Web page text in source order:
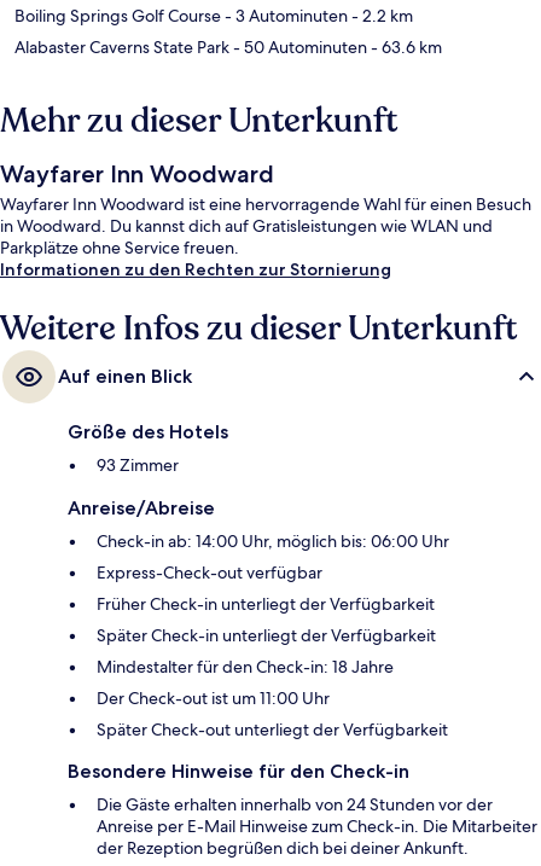
Boiling Springs Golf Course- 3 Autominuten- 2.2 km
Alabaster Caverns State Park- 50 Autominuten- 63.6 km
Mehr zu dieser Unterkunft
Wayfarer Inn Woodward
Wayfarer Inn Woodward ist eine hervorragende Wahl für einen Besuch
in Woodward. Du kannst dich auf Gratisleistungen wie WLAN und
Parkplätze ohne Service freuen.
Informationen zu den Rechten zur Stornierung
Weitere Infos zu dieser Unterkunft
Auf einen Blick
Größe des Hotels
93 Zimmer
Anreise/Abreise
Check-in ab: 14:00 Uhr, möglich bis: 06:00 Uhr
Express-Check-out verfügbar
Früher Check-in unterliegt der Verfügbarkeit
Später Check-in unterliegt der Verfügbarkeit
Mindestalter für den Check-in: 18 Jahre
Der Check-out ist um 11:00 Uhr
Später Check-out unterliegt der Verfügbarkeit
Besondere Hinweise für den Check-in
Die Gäste erhalten innerhalb von 24 Stunden vor der
Anreise per E-Mail Hinweise zum Check-in. Die Mitarbeiter
der Rezeption begrüßen dich bei deiner Ankunft.